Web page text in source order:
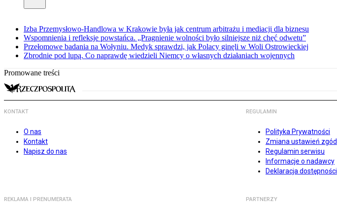
Izba Przemysłowo-Handlowa w Krakowie była jak centrum arbitrażu i mediacji dla biznesu
Wspomnienia i refleksje powstańca. „Pragnienie wolności było silniejsze niż chęć odwetu”
Przełomowe badania na Wołyniu. Medyk sprawdzi, jak Polacy ginęli w Woli Ostrowieckiej
Zbrodnie pod lupą. Co naprawdę wiedzieli Niemcy o własnych działaniach wojennych
Promowane treści
KONTAKT
O nas
Kontakt
Napisz do nas
REGULAMIN
Polityka Prywatności
Zmiana ustawień zgód
Regulamin serwisu
Informacje o nadawcy
Deklaracja dostępności
REKLAMA I PRENUMERATA PARTNERZY